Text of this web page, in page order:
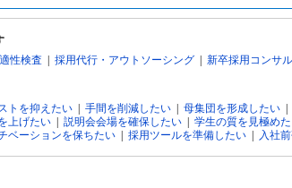
適性検査 採用代行・アウトソーシング 新卒採用コンサ
トを抑えたい 手間を削減したい 母集団を形成したい
上げたい 説明会会場を確保したい
学生の質を見極め
ベーションを保ちたい 採用ツールを準備したい 入社